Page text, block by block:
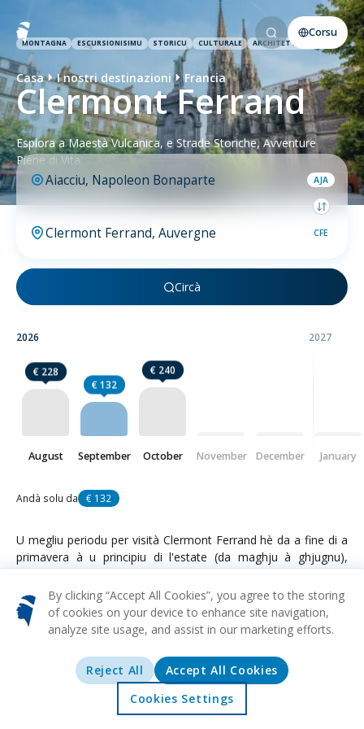
Offerte Esplurazione
Corsu
MONTAGNA ESCURSIONISIMU STORICU CULTURALE ARCHITETTURA
Casa I nostri destinazioni Francia
Clermont Ferrand
Esplora a Maestà Vulcanica, e Strade Storiche, Avventure
Piene di Vita
AJA
CFE
Circà
2026
€ 228
August
€ 132
September
€ 240
October November December
2027
January
Andà solu da € 132
U megliu periodu per visità Clermont Ferrand hè da a fine di a
primavera à u principiu di l'estate (da maghju à ghjugnu),
quandu u tempu hè piacevule è i paisaghji naturali sò stupenti.
Una altra opzione hè l'iniziu di l'autunnu (settembre à uttrovi),
chì offre un tempu frescu è menu turisti. L'invernu pò ancu
esse attraente per quelli interessati à i sporti d'invernu è i
paisaghji innevati, ma aspettatevi temperature più fredde è
pussibili distruzioni di viaghju per via di a neve. Sti periodi
offrenu u bilanciu perfettu di tempu piacevule è accessu à
l'attrazioni lucali, sia chì site interessatu à l'attività all'aperto,
l'esplorazione storica, o l'eventi culturali.
By clicking “Accept All Cookies”, you agree to the storing
of cookies on your device to enhance site navigation,
analyze site usage, and assist in our marketing efforts.
Reject All
Accept All Cookies
Cookies Settings